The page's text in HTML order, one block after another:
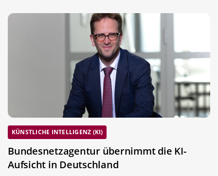
KÜNSTLICHE INTELLIGENZ (KI)
Bundesnetzagentur übernimmt die KI-
Aufsicht in Deutschland